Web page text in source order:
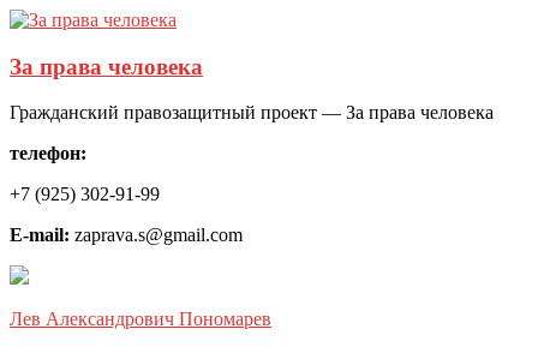
За права человека
Гражданский правозащитный проект — За права человека
телефон:
+7 (925) 302-91-99
E-mail: zaprava.s@gmail.com
Лев Александрович Пономарев